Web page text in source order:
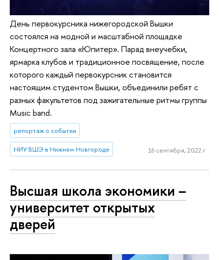
День первокурсника нижегородской Вышки
состоялся на модной и масштабной площадке
Концертного зала «Юпитер». Парад внеучебки,
ярмарка клубов и традиционное посвящение, после
которого каждый первокурсник становится
настоящим студентом Вышки, объединили ребят с
разных факультетов под зажигательные ритмы группы
Music band.
репортаж о событии
НИУ ВШЭ в Нижнем Новгороде 16 сентября, 2022 г.
Высшая школа экономики –
университет открытых
дверей